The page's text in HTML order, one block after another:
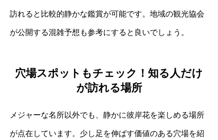
訪れると比較的静かな鑑賞が可能です。地域の観光協会
が公開する混雑予想も参考にすると良いでしょう。
穴場スポットもチェック！知る人だけ
が訪れる場所
メジャーな名所以外でも、静かに彼岸花を楽しめる場所
が点在しています。少し足を伸ばす価値のある穴場を紹